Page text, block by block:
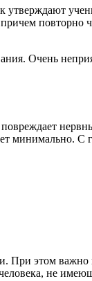
утверждают
повторно
Очень
минимально.
При этом важно
не